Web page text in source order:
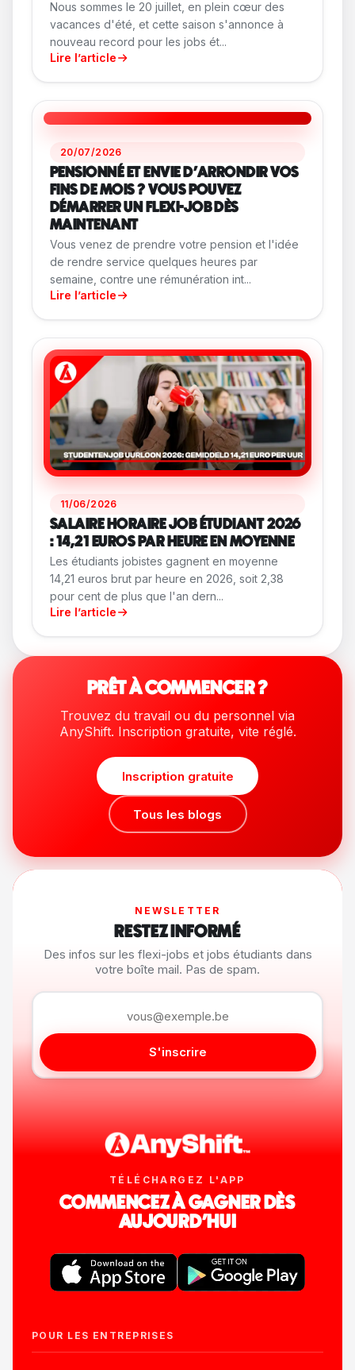
Nous sommes le 20 juillet, en plein cœur des
vacances d'été, et cette saison s'annonce à
nouveau record pour les jobs ét...
Lire l’article
20/07/2026
PENSIONNÉ ET ENVIE D'ARRONDIR VOS
FINS DE MOIS ? VOUS POUVEZ
DÉMARRER UN FLEXI-JOB DÈS
MAINTENANT
Vous venez de prendre votre pension et l'idée
de rendre service quelques heures par
semaine, contre une rémunération int...
Lire l’article
11/06/2026
SALAIRE HORAIRE JOB ÉTUDIANT 2026
: 14,21 EUROS PAR HEURE EN MOYENNE
Les étudiants jobistes gagnent en moyenne
14,21 euros brut par heure en 2026, soit 2,38
pour cent de plus que l'an dern...
Lire l’article
PRÊT À COMMENCER ?
Trouvez du travail ou du personnel via
AnyShift. Inscription gratuite, vite réglé.
Inscription gratuite
Tous les blogs
NEWSLETTER
RESTEZ INFORMÉ
Des infos sur les flexi-jobs et jobs étudiants dans
votre boîte mail. Pas de spam.
S'inscrire
TÉLÉCHARGEZ L'APP
COMMENCEZ À GAGNER DÈS
AUJOURD'HUI
POUR LES ENTREPRISES